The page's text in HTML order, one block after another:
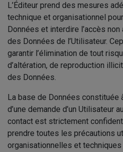
L’Éditeur prend des mesures
technique et organisationnel
Données et interdire l’accès
des Données de l’Utilisateur.
garantir l’élimination de tout
d’altération, de reproduction
des Données.
La base de Données constituée
d’une demande d’un Utilisateur
contact est strictement
prendre toutes les précautions
organisationnelles et